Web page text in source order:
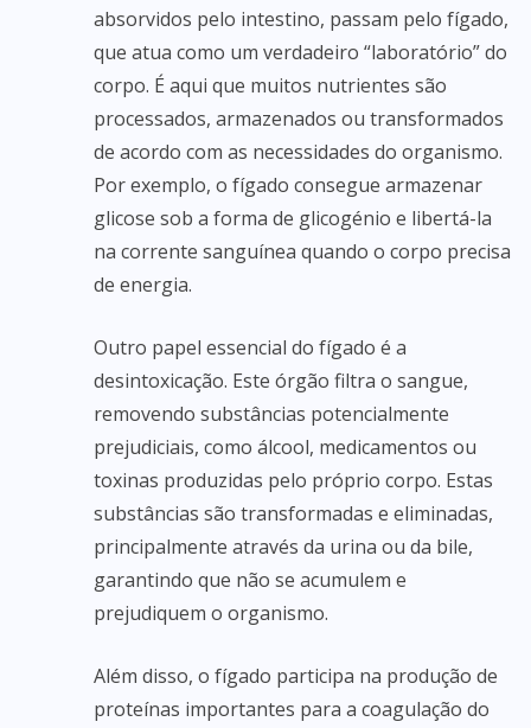
absorvidos pelo intestino, passam pelo fígado,
que atua como um verdadeiro “laboratório” do
corpo. É aqui que muitos nutrientes são
processados, armazenados ou transformados
de acordo com as necessidades do organismo.
Por exemplo, o fígado consegue armazenar
glicose sob a forma de glicogénio e libertá-la
na corrente sanguínea quando o corpo precisa
de energia.
Outro papel essencial do fígado é a
desintoxicação. Este órgão filtra o sangue,
removendo substâncias potencialmente
prejudiciais, como álcool, medicamentos ou
toxinas produzidas pelo próprio corpo. Estas
substâncias são transformadas e eliminadas,
principalmente através da urina ou da bile,
garantindo que não se acumulem e
prejudiquem o organismo.
Além disso, o fígado participa na produção de
proteínas importantes para a coagulação do